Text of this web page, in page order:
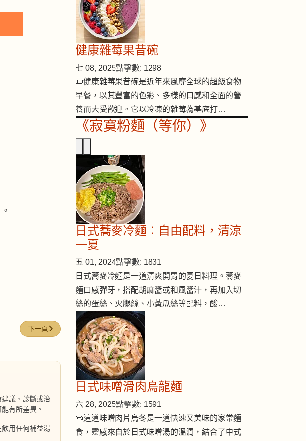
下一篇文章: 阿膠櫻桃燉冰糖
下一頁
議、診斷或治
有所差異。
用任何補益湯
健康雜莓果昔碗
七 08, 2025點擊數: 1298
📜健康雜莓果昔碗是近年來風靡全球的超級食物
早餐，以其豐富的色彩、多樣的口感和全面的營
養而大受歡迎。它以冷凍的雜莓為基底打…
《寂寞粉麵（等你）》
日式蕎麥冷麵：自由配料，清涼
一夏
五 01, 2024點擊數: 1831
日式蕎麥冷麵是一道清爽開胃的夏日料理。蕎麥
麵口感彈牙，搭配胡麻醬或和風醬汁，再加入切
絲的蛋絲、火腿絲、小黃瓜絲等配料，酸…
日式味噌滑肉烏龍麵
六 28, 2025點擊數: 1591
📜這道味噌肉片烏冬是一道快速又美味的家常麵
食，靈感來自於日式味噌湯的溫潤，結合了中式